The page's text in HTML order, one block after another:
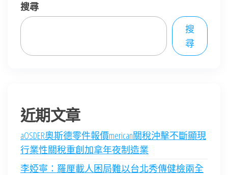
搜尋
搜
尋
近期文章
aOSDER奧斯德零件報價merican關稅沖擊不斷顯現
行業性關稅重創加拿年夜制造業
李婭寧：羅厘載人困局難以台北秀傳健檢兩全